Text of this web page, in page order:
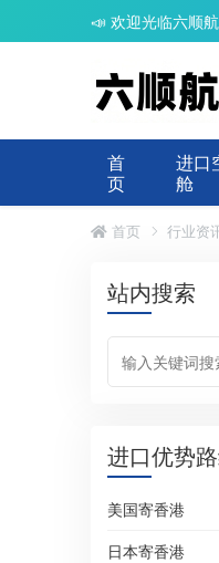
📣 欢迎光临六顺
首
页
进口
舱
首页 行业资
站内搜索
进口优势
美国寄香港
日本寄香港